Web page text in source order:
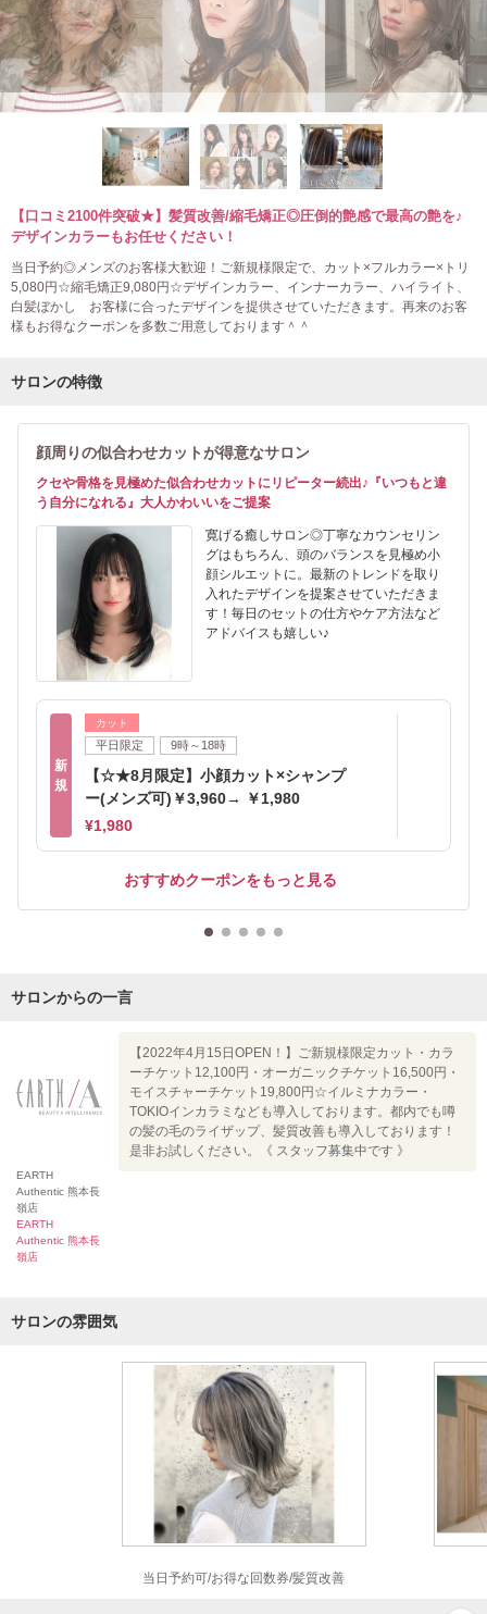
【口コミ2100件突破★】髪質改善/縮毛矯正◎圧倒的艶感で最高の艶を♪
デザインカラーもお任せください！
当日予約◎メンズのお客様大歓迎！ご新規様限定で、カット×フルカラー×トリ
5,080円☆縮毛矯正9,080円☆デザインカラー、インナーカラー、ハイライト、
白髪ぼかし お客様に合ったデザインを提供させていただきます。再来のお客
様もお得なクーポンを多数ご用意しております＾＾
サロンの特徴
顔周りの似合わせカットが得意なサロン
クセや骨格を見極めた似合わせカットにリピーター続出♪『いつもと違
う自分になれる』大人かわいいをご提案
寛げる癒しサロン◎丁寧なカウンセリン
グはもちろん、頭のバランスを見極め小
顔シルエットに。最新のトレンドを取り
入れたデザインを提案させていただきま
す！毎日のセットの仕方やケア方法など
アドバイスも嬉しい♪
新
規
カット
平日限定 9時～18時
【☆★8月限定】小顔カット×シャンプ
ー(メンズ可)￥3,960→ ￥1,980
¥1,980
おすすめクーポンをもっと見る
サロンからの一言
EARTH
Authentic 熊本長
嶺店
EARTH
Authentic 熊本長
嶺店
【2022年4月15日OPEN！】ご新規様限定カット・カラ
ーチケット12,100円・オーガニックチケット16,500円・
モイスチャーチケット19,800円☆イルミナカラー・
TOKIOインカラミなども導入しております。都内でも噂
の髪の毛のライザップ、髪質改善も導入しております！
是非お試しください。《 スタッフ募集中です 》
サロンの雰囲気
当日予約可/お得な回数券/髪質改善